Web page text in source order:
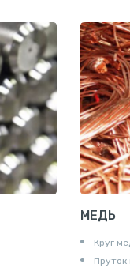
Шина
Z
Т
Пруток
Полоса
Пруток
МЕДЬ
Круг